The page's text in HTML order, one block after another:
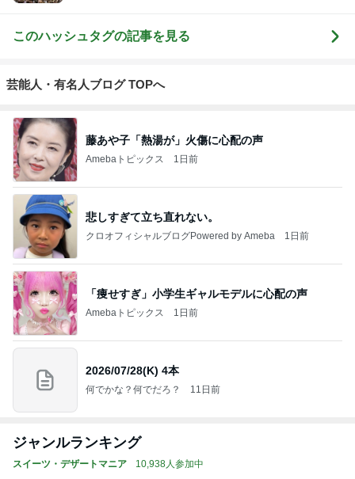
このハッシュタグの記事を見る
芸能人・有名人ブログ TOPへ
藤あや子「熱湯が」火傷に心配の声
Amebaトピックス 1日前
悲しすぎて立ち直れない。
クロオフィシャルブログPowered by Ameba 1日前
「痩せすぎ」小学生ギャルモデルに心配の声
Amebaトピックス 1日前
2026/07/28(K) 4本
何でかな？何でだろ？ 11日前
ジャンルランキング
スイーツ・デザートマニア 10,938人参加中